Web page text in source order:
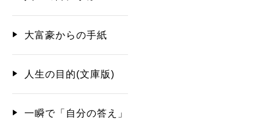
大富豪からの手紙
人生の目的(文庫版)
一瞬で「自分の答え」